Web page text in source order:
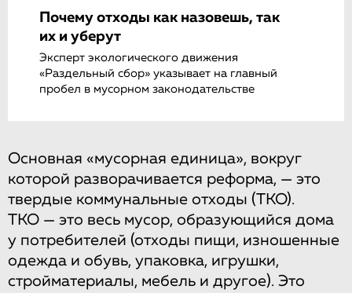
Почему отходы как назовешь, так
их и уберут
Эксперт экологического движения
«Раздельный сбор» указывает на главный
пробел в мусорном законодательстве
Основная «мусорная единица», вокруг
которой разворачивается реформа, — это
твердые коммунальные отходы (ТКО).
ТКО — это весь мусор, образующийся дома
у потребителей (отходы пищи, изношенные
одежда и обувь, упаковка, игрушки,
стройматериалы, мебель и другое). Это